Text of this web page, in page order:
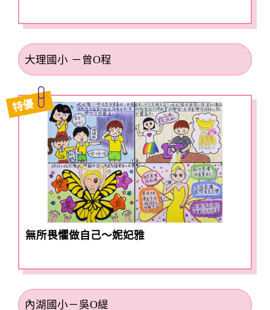
大理國小 －曾O程
特優
無所畏懼做自己〜妮妃雅
內湖國小－吳O緹